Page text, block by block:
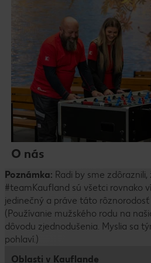
O nás
Poznámka: Radi by sme zdôraznili,
#teamKaufland sú všetci rovnako
jedinečný a práve táto rôznorodosť
(Používanie mužského rodu na
dôvodu zjednodušenia. Myslia sa
pohlaví.)
Oblasti v Kauflande